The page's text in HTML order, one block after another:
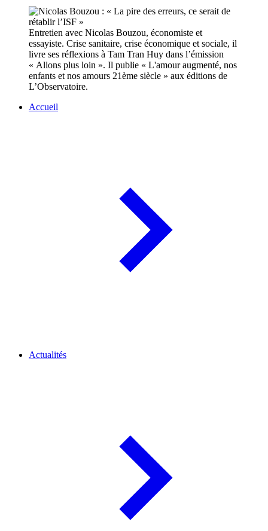
Entretien avec Nicolas Bouzou, économiste et
essayiste. Crise sanitaire, crise économique et sociale, il
livre ses réflexions à Tam Tran Huy dans l’émission
« Allons plus loin ». Il publie « L'amour augmenté, nos
enfants et nos amours 21ème siècle » aux éditions de
L’Observatoire.
Accueil
Actualités